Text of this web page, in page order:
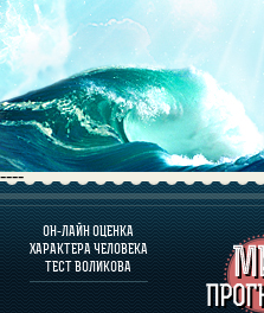
----
ОН-ЛАЙН ОЦЕНКА
ХАРАКТЕРА ЧЕЛОВЕКА
ТЕСТ ВОЛИКОВА
О
ОЦЕНКА
ОЦЕНКА ХАРАКТЕРА